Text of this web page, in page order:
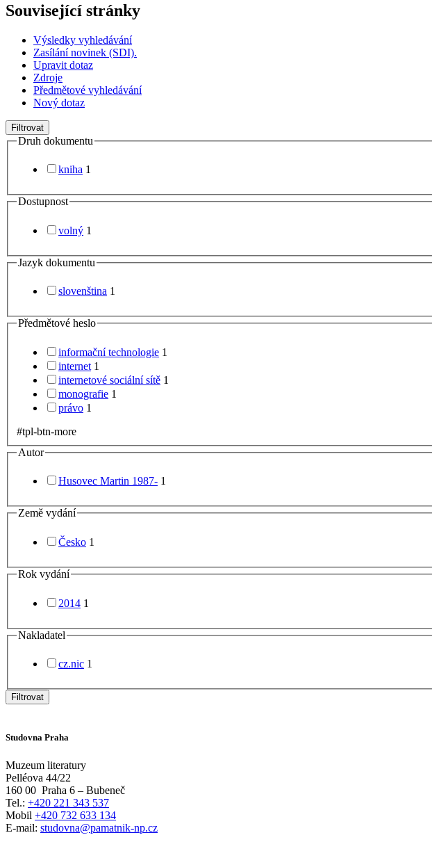
Související stránky
Výsledky vyhledávání
Zasílání novinek (SDI).
Upravit dotaz
Zdroje
Předmětové vyhledávání
Nový dotaz
Filtrovat
Druh dokumentu
kniha 1
Dostupnost
volný 1
Jazyk dokumentu
slovenština 1
Předmětové heslo
informační technologie 1
internet 1
internetové sociální sítě 1
monografie 1
právo 1
#tpl-btn-more
Autor
Husovec Martin 1987- 1
Země vydání
Česko 1
Rok vydání
2014 1
Nakladatel
cz.nic 1
Filtrovat
Studovna Praha
Muzeum literatury
Pelléova 44/22
160 00 Praha 6 – Bubeneč
Tel.: +420 221 343 537
Mobil +420 732 633 134
E-mail: studovna@pamatnik-np.cz